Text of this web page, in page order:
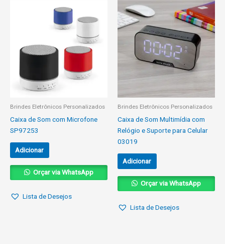
Brindes Eletrônicos Personalizados
Caixa de Som com Microfone
SP97253
Adicionar
Orçar via WhatsApp
Lista de Desejos
Brindes Eletrônicos Personalizados
Caixa de Som Multimídia com
Relógio e Suporte para Celular
03019
Adicionar
Orçar via WhatsApp
Lista de Desejos